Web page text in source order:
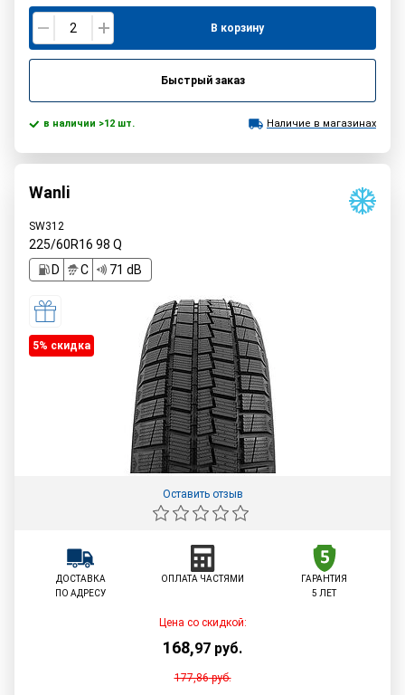
В корзину
Быстрый заказ
в наличии >12 шт. Наличие в магазинах
Wanli
SW312
225/60R16 98 Q
D
C 71 dB
5% cкидка
Оставить отзыв
ДОСТАВКА
ПО АДРЕСУ
ОПЛАТА ЧАСТЯМИ
ГАРАНТИЯ
5 ЛЕТ
Цена со скидкой:
168,97 руб.
177,86руб.